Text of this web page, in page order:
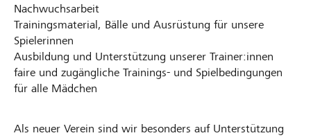
Nachwuchsarbeit
Trainingsmaterial, Bälle und Ausrüstung für unsere
Spielerinnen
Ausbildung und Unterstützung unserer Trainer:innen
faire und zugängliche Trainings- und Spielbedingungen
für alle Mädchen
Als neuer Verein sind wir besonders auf Unterstützung